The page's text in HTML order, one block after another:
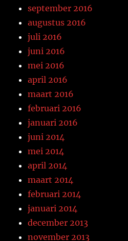
september 2016
augustus 2016
juli 2016
juni 2016
mei 2016
april 2016
maart 2016
februari 2016
januari 2016
juni 2014
mei 2014
april 2014
maart 2014
februari 2014
januari 2014
december 2013
november 2013